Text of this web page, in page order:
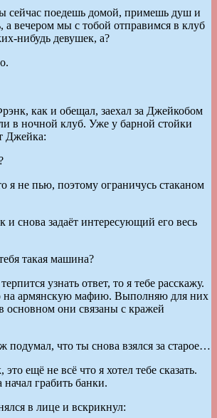
сейчас поедешь домой, примешь душ и
а вечером мы с тобой отправимся в клуб
нибудь девушек, а?
как и обещал, заехал за Джейкобом
в ночной клуб. Уже у барной стойки
Джейка:
не пью, поэтому ограничусь стаканом
и снова задаёт интересующий его весь
такая машина?
узнать ответ, то я тебе расскажу.
на армянскую мафию. Выполняю для них
основном они связаны с кражей
что ты снова взялся за старое…
ещё не всё что я хотел тебе сказать.
грабить банки.
в лице и вскрикнул: